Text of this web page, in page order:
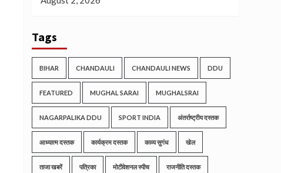
Tags
BIHAR CHANDAULI CHANDAULI NEWS DDU
FEATURED MUGHAL SARAI MUGHALSRAI
NAGARPALIKA DDU SPORT INDIA अंतर्राष्ट्रीय दस्तक
आध्यात्म दस्तक कार्यक्रम दस्तक काव्य सुगंध खेल
ताजा खबरें पत्रिका मोटीवेशनल स्पीच राजनीति दस्तक